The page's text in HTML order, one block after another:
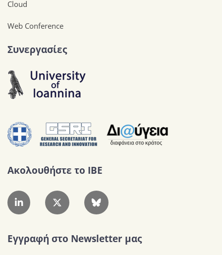
Cloud
Web Conference
Συνεργασίες
Ακολουθήστε το IBE
Εγγραφή στο Newsletter μας